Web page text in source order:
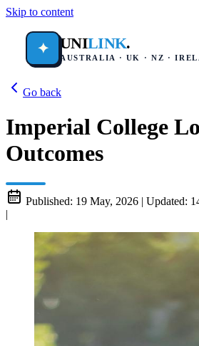
Skip to content
✦ UNILINK.
AUSTRALIA · UK · NZ ·
Go back
Imperial College
Outcomes
Published: 19 May, 2026 | Updated:
|